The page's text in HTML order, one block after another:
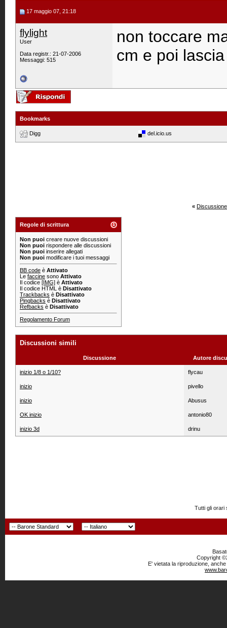
17 maggio 07, 21:18
flylight
User
Data registr.: 21-07-2006
Messaggi: 515
non toccare
cm e poi
Bookmarks
Digg del.icio.us
«
Regole di scrittura
Non puoi creare nuove discussioni
Non puoi rispondere alle discussioni
Non puoi inserire allegati
Non puoi modificare i tuoi messaggi
BB code è Attivato
Le faccine sono Attivato
Il codice [IMG] è Attivato
Il codice HTML è Disattivato
Trackbacks è Disattivato
Pingbacks è Disattivato
Refbacks è Disattivato
Regolamento Forum
Discussioni simili
Discussione Autore
inizio 1/8 o 1/10? flycau
inizio pivello
inizio Abusus
OK inizio antonio80
inizio 3d drinu
Tutti gli orari
Copyright
E' vietata la riproduzione,